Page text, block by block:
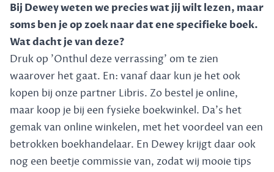
Bij Dewey weten we precies wat jij wilt lezen, maar
soms ben je op zoek naar dat ene specifieke boek.
Wat dacht je van deze?
Druk op 'Onthul deze verrassing' om te zien
waarover het gaat. En: vanaf daar kun je het ook
kopen bij onze partner Libris. Zo bestel je online,
maar koop je bij een fysieke boekwinkel. Da's het
gemak van online winkelen, met het voordeel van een
betrokken boekhandelaar. En Dewey krijgt daar ook
nog een beetje commissie van, zodat wij mooie tips